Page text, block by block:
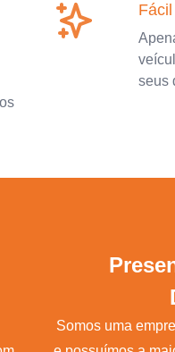
Fácil
seus
Somos uma